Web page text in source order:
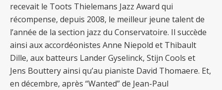
recevait le Toots Thielemans Jazz Award qui
récompense, depuis 2008, le meilleur jeune talent de
l’année de la section jazz du Conservatoire. Il succède
ainsi aux accordéonistes Anne Niepold et Thibault
Dille, aux batteurs Lander Gyselinck, Stijn Cools et
Jens Bouttery ainsi qu’au pianiste David Thomaere. Et,
en décembre, après “Wanted” de Jean-Paul